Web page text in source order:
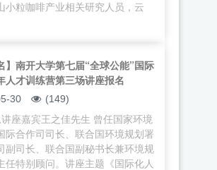
小粒咖啡产业相关研究人员，云
】南开大学第七届“全球公能”国际
人才训练营第三场讲座报名
30
(149)
座嘉宾王之佳先生 曾任国家环境
际合作司司长、联合国环境规划署
副司长、联合国副秘书长兼环境规
任特别顾问。讲座主题《国际化人